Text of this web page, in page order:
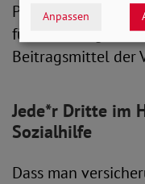
für Mehrausgaben
Beitragsmittel der
Jede*r Dritte im
Sozialhilfe
Dass man
Anpassen